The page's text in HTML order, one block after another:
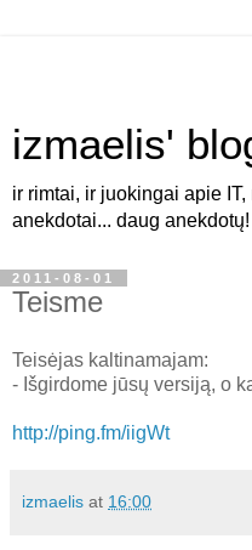
izmaelis'
ir rimtai, ir juokingai apie
anekdotai... daug anekdotų!
2011-08-01
Teisme
Teisėjas kaltinamajam:
- Išgirdome jūsų versiją, o
http://ping.fm/iigWt
izmaelis at 16:00